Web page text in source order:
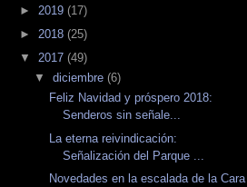
► 2019 (17)
► 2018 (25)
▼ 2017 (49)
▼ diciembre (6)
Feliz Navidad y próspero 2018:
Senderos sin señale...
La eterna reivindicación:
Señalización del Parque ...
Novedades en la escalada de la Cara